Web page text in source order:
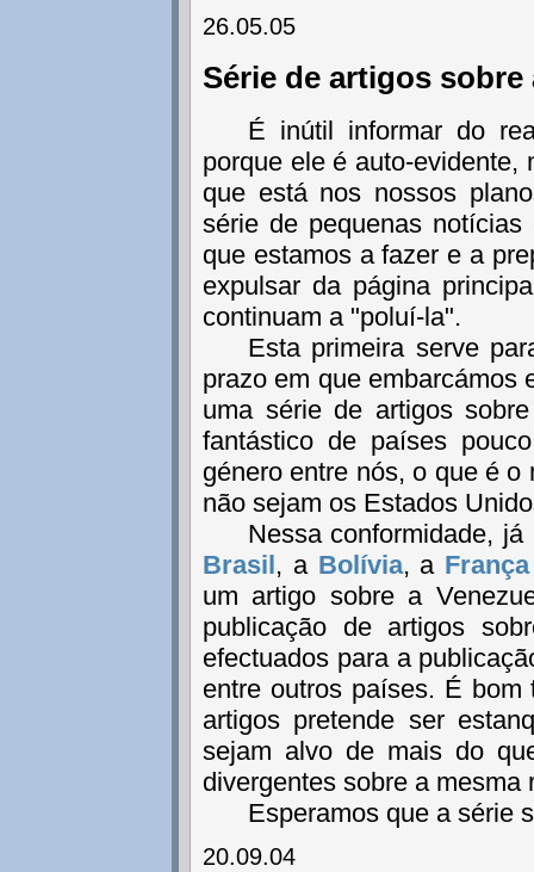
26.05.05
Série de artigos
É inútil informar do
porque ele é auto-evidente,
que está nos nossos
série de pequenas
que estamos a fazer e a
expulsar da página
continuam a "poluí-la".
Esta primeira serve
prazo em que embarcámos
uma série de artigos
fantástico de países
género entre nós, o que é
não sejam os Estados
Nessa conformidade,
Brasil, a Bolívia, a França
um artigo sobre a
publicação de artigos
efectuados para a
entre outros países. É bom
artigos pretende ser
sejam alvo de mais do
divergentes sobre a mesma
Esperamos que a série
20.09.04